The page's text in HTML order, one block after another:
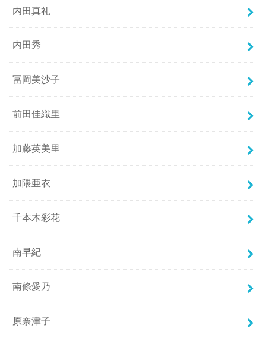
内田真礼
内田秀
冨岡美沙子
前田佳織里
加藤英美里
加隈亜衣
千本木彩花
南早紀
南條愛乃
原奈津子